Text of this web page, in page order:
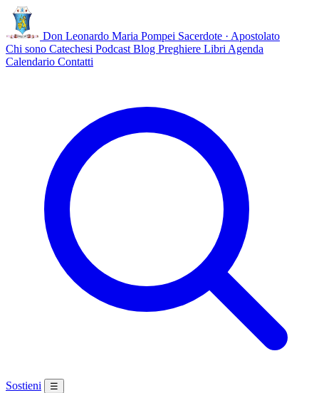
Don Leonardo Maria Pompei Sacerdote · Apostolato
Chi sono Catechesi Podcast Blog Preghiere Libri Agenda
Calendario Contatti
Sostieni ☰